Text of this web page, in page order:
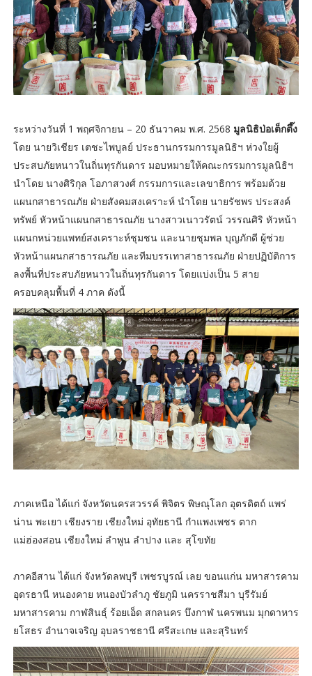
ระหว่างวันที่ 1 พฤศจิกายน – 20 ธันวาคม พ.ศ. 2568 มูลนิธิป่อเต็กตึ๊ง
โดย นายวิเชียร เตชะไพบูลย์ ประธานกรรมการมูลนิธิฯ ห่วงใยผู้
ประสบภัยหนาวในถิ่นทุรกันดาร มอบหมายให้คณะกรรมการมูลนิธิฯ
นำโดย นางศิริกุล โอภาสวงศ์ กรรมการและเลขาธิการ พร้อมด้วย
แผนกสาธารณภัย ฝ่ายสังคมสงเคราะห์ นำโดย นายรัชพร ประสงค์
ทรัพย์ หัวหน้าแผนกสาธารณภัย นางสาวเนาวรัตน์ วรรณศิริ หัวหน้า
แผนกหน่วยแพทย์สงเคราะห์ชุมชน และนายชุมพล บุญภักดี ผู้ช่วย
หัวหน้าแผนกสาธารณภัย และทีมบรรเทาสาธารณภัย ฝ่ายปฏิบัติการ
ลงพื้นที่ประสบภัยหนาวในถิ่นทุรกันดาร โดยแบ่งเป็น 5 สาย
ครอบคลุมพื้นที่ 4 ภาค ดังนี้
ภาคเหนือ ได้แก่ จังหวัดนครสวรรค์ พิจิตร พิษณุโลก อุตรดิตถ์ แพร่
น่าน พะเยา เชียงราย เชียงใหม่ อุทัยธานี กำแพงเพชร ตาก
แม่ฮ่องสอน เชียงใหม่ ลำพูน ลำปาง และ สุโขทัย
ภาคอีสาน ได้แก่ จังหวัดลพบุรี เพชรบูรณ์ เลย ขอนแก่น มหาสารคาม
อุดรธานี หนองคาย หนองบัวลำภู ชัยภูมิ นครราชสีมา บุรีรัมย์
มหาสารคาม กาฬสินธุ์ ร้อยเอ็ด สกลนคร บึงกาฬ นครพนม มุกดาหาร
ยโสธร อำนาจเจริญ อุบลราชธานี ศรีสะเกษ และสุรินทร์